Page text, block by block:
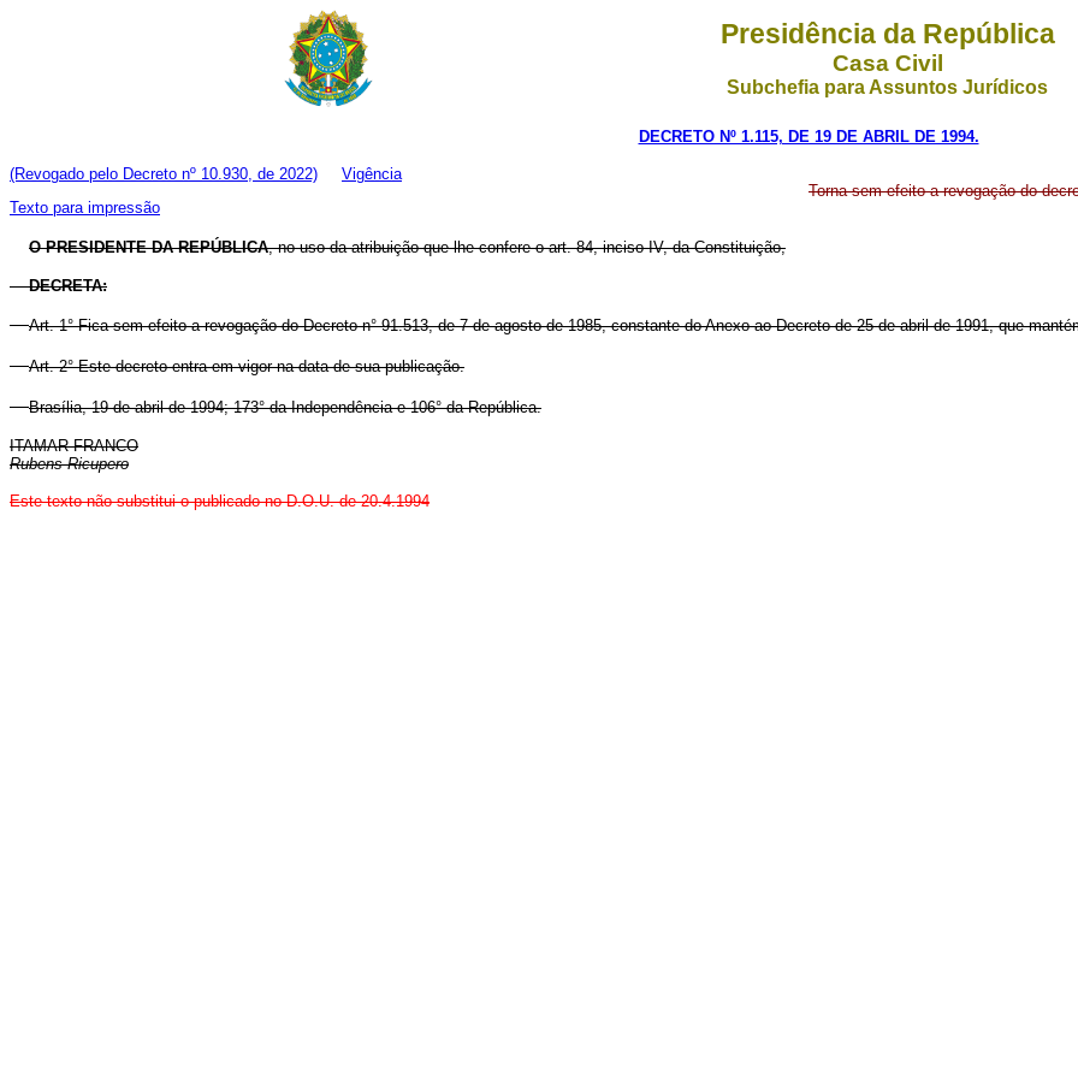
Presidência da República
Casa Civil
Subchefia para Assuntos Jurídicos
DECRETO Nº 1.115, DE 19 DE ABRIL DE 1994.
(Revogado pelo Decreto nº 10.930, de 2022)
Vigência
Texto para impressão
Torna sem efeito a revogação do
O PRESIDENTE DA REPÚBLICA, no uso da atribuição que lhe confere o art. 84, inciso IV, da Constituição,
DECRETA:
Art. 1° Fica sem efeito a revogação do Decreto n° 91.513, de 7 de agosto de 1985, constante do Anexo ao Decreto de 25 de abril de 1991, que
Art. 2° Este decreto entra em vigor na data de sua publicação.
Brasília, 19 de abril de 1994; 173° da Independência e 106° da República.
ITAMAR FRANCO
Rubens Ricupero
Este texto não substitui o publicado no D.O.U. de 20.4.1994